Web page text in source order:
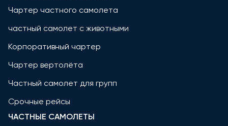
Чартер частного самолета
частный самолет с животными
Корпоративный чартер
Чартер вертолёта
Частный самолет для групп
Срочные рейсы
ЧАСТНЫЕ САМОЛЕТЫ